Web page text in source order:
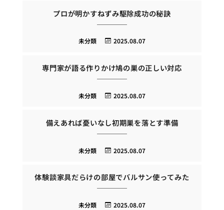
プロが明かすねずみ駆除成功の秘訣
2025.08.07
未分類
専門家が語る作りかけ鳩の巣の正しい対応
2025.08.07
未分類
備えあれば憂いなし初期巣を落とす準備
2025.08.07
未分類
体験談家具だらけの部屋でバルサン使ってみた
2025.08.07
未分類